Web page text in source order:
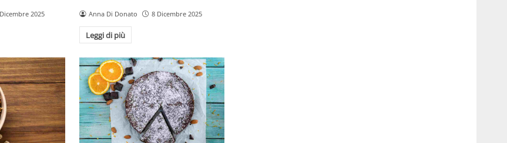
2025 Anna Di Donato 8 Dicembre 2025
Leggi di più